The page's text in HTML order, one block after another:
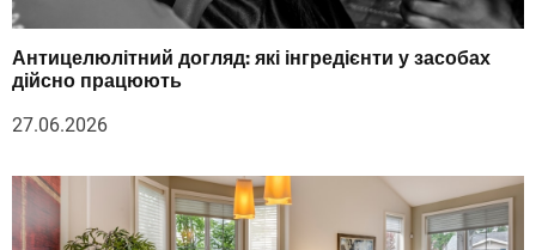
Антицелюлітний догляд: які інгредієнти у засобах
дійсно працюють
27.06.2026